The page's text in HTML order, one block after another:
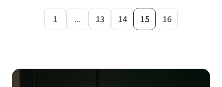
1 ... 13 14 15 16